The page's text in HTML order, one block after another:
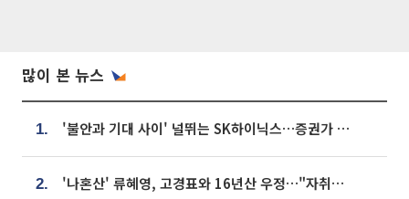
많이 본 뉴스
1. '불안과 기대 사이' 널뛰는 SK하이닉스…증권가 "HBM4·LTA 기반 펀터멘털 견고"
2. '나혼산' 류혜영, 고경표와 16년산 우정…"자취방서 부모님과 마주쳐"